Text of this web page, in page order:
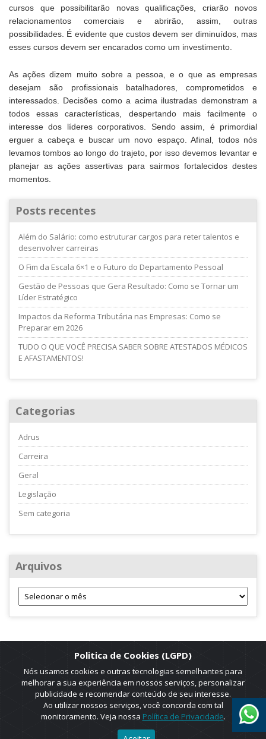
cursos que possibilitarão novas qualificações, criarão novos
relacionamentos comerciais e abrirão, assim, outras
possibilidades. É evidente que custos devem ser diminuídos, mas
esses cursos devem ser encarados como um investimento.
As ações dizem muito sobre a pessoa, e o que as empresas
desejam são profissionais batalhadores, comprometidos e
interessados. Decisões como a acima ilustradas demonstram a
todos essas características, despertando mais facilmente o
interesse dos líderes corporativos. Sendo assim, é primordial
erguer a cabeça e buscar um novo espaço. Afinal, todos nós
levamos tombos ao longo do trajeto, por isso devemos levantar e
planejar as ações assertivas para sairmos fortalecidos destes
momentos.
Posts recentes
Além do Salário: como estruturar cargos para reter talentos e
desenvolver carreiras
O Fim da Escala 6×1 e o Futuro do Departamento Pessoal
Gestão de Pessoas que Gera Resultado: Como se Tornar um
Líder Estratégico
Impactos da Reforma Tributária nas Empresas: Como se
Preparar em 2026
TUDO O QUE VOCÊ PRECISA SABER SOBRE ATESTADOS MÉDICOS
E AFASTAMENTOS!
Categorias
Adrus
Carreira
Geral
Legislação
Sem categoria
Arquivos
2025 © Copyright. ADRUS. Todos os direitos reservados. Designed by
Politica de Cookies (LGPD)
Nós usamos cookies e outras tecnologias semelhantes para
melhorar a sua experiência em nossos serviços, personalizar
publicidade e recomendar conteúdo de seu interesse.
Ao utilizar nossos serviços, você concorda com tal
monitoramento. Veja nossa Política de Privacidade.